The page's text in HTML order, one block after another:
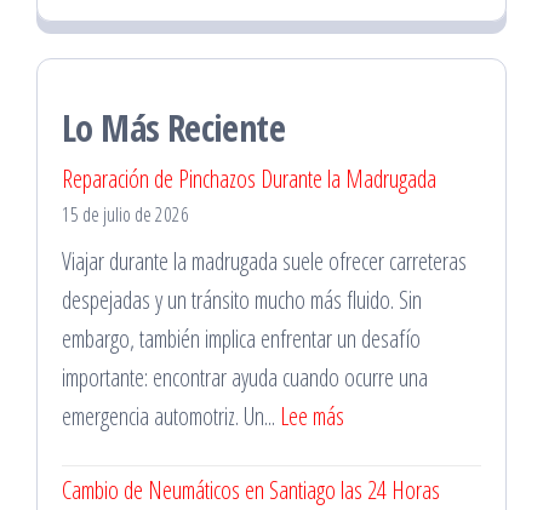
Lo Más Reciente
Reparación de Pinchazos Durante la Madrugada
15 de julio de 2026
Viajar durante la madrugada suele ofrecer carreteras
despejadas y un tránsito mucho más fluido. Sin
embargo, también implica enfrentar un desafío
importante: encontrar ayuda cuando ocurre una
emergencia automotriz. Un... Lee más
de
Cambio de Neumáticos en Santiago las 24 Horas